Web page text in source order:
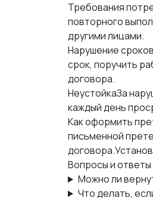
Требования
повторного
другими лицами.
Нарушение
срок, поручить
договора.
НеустойкаЗа
каждый день
Как оформить
письменной
Вопросы и ответы
Можно ли
Что делать,